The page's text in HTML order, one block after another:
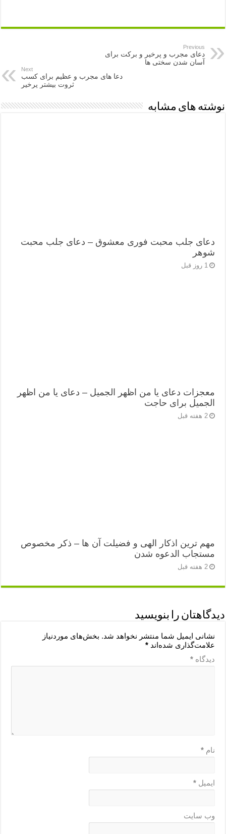
Previous
دعای مجرب و پرخیر و برکت برای
آسان شدن سختی ها
Next
دعا های مجرب و عظیم برای کسب
ثروت بیشتر پرخیر
نوشته های مشابه
دعای جلب محبت فوری معشوق – دعای جلب محبت
شوهر
1 روز قبل
معجزات دعای یا من اظهر الجمیل – دعای یا من اظهر
الجمیل برای حاجت
2 هفته قبل
مهم ترین اذکار الهی و فضیلت آن ها – ذکر مخصوص
مستجاب الدعوه شدن
2 هفته قبل
دیدگاهتان را بنویسید
نشانی ایمیل شما منتشر نخواهد شد. بخش‌های موردنیاز
علامت‌گذاری شده‌اند*
دیدگاه*
نام*
ایمیل*
وب‌ سایت